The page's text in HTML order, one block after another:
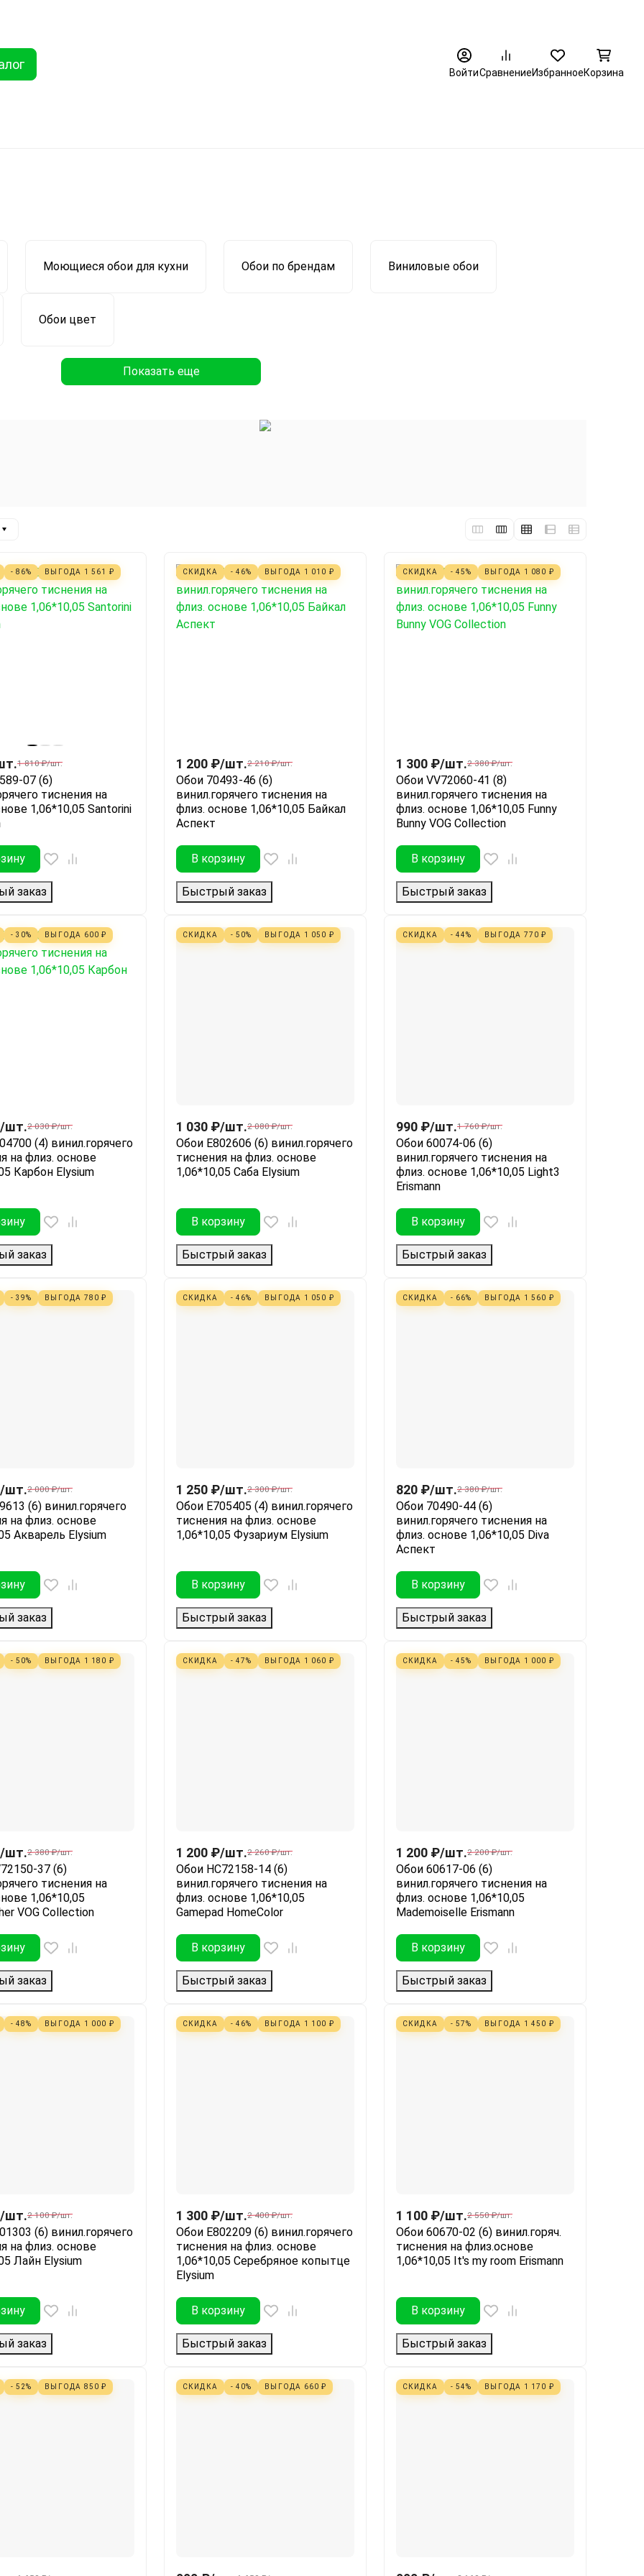
ВойтиСравнениеИзбранноеКорзина
Моющиеся обои для кухни Обои по брендам Виниловые обои
Обои цвет
Показать еще
- 86% ВЫГОДА 1 561 ₽
1 810 ₽/шт.
07 (6)
тиснения на
1,06*10,05 Santorini
заказ
СКИДКА - 46% ВЫГОДА 1 010 ₽
1 200 ₽/шт.2 210 ₽/шт.
Обои 70493-46 (6)
винил.горячего тиснения на
флиз. основе 1,06*10,05 Байкал
Аспект
В корзину
Быстрый заказ
СКИДКА - 45% ВЫГОДА 1 080 ₽
1 300 ₽/шт.2 380 ₽/шт.
Обои VV72060-41 (8)
винил.горячего тиснения на
флиз. основе 1,06*10,05 Funny
Bunny VOG Collection
В корзину
Быстрый заказ
- 30% ВЫГОДА 600 ₽
/шт.2 030 ₽/шт.
(4) винил.горячего
на флиз. основе
Карбон Elysium
заказ
СКИДКА - 50% ВЫГОДА 1 050 ₽
1 030 ₽/шт.2 080 ₽/шт.
Обои Е802606 (6) винил.горячего
тиснения на флиз. основе
1,06*10,05 Саба Elysium
В корзину
Быстрый заказ
СКИДКА - 44% ВЫГОДА 770 ₽
990 ₽/шт.1 760 ₽/шт.
Обои 60074-06 (6)
винил.горячего тиснения на
флиз. основе 1,06*10,05 Light3
Erismann
В корзину
Быстрый заказ
- 39% ВЫГОДА 780 ₽
/шт.2 000 ₽/шт.
(6) винил.горячего
на флиз. основе
Акварель Elysium
заказ
СКИДКА - 46% ВЫГОДА 1 050 ₽
1 250 ₽/шт.2 300 ₽/шт.
Обои Е705405 (4) винил.горячего
тиснения на флиз. основе
1,06*10,05 Фузариум Elysium
В корзину
Быстрый заказ
СКИДКА - 66% ВЫГОДА 1 560 ₽
820 ₽/шт.2 380 ₽/шт.
Обои 70490-44 (6)
винил.горячего тиснения на
флиз. основе 1,06*10,05 Diva
Аспект
В корзину
Быстрый заказ
- 50% ВЫГОДА 1 180 ₽
/шт.2 380 ₽/шт.
37 (6)
тиснения на
1,06*10,05
VOG Collection
заказ
СКИДКА - 47% ВЫГОДА 1 060 ₽
1 200 ₽/шт.2 260 ₽/шт.
Обои HC72158-14 (6)
винил.горячего тиснения на
флиз. основе 1,06*10,05
Gamepad HomeColor
В корзину
Быстрый заказ
СКИДКА - 45% ВЫГОДА 1 000 ₽
1 200 ₽/шт.2 200 ₽/шт.
Обои 60617-06 (6)
винил.горячего тиснения на
флиз. основе 1,06*10,05
Mademoiselle Erismann
В корзину
Быстрый заказ
- 48% ВЫГОДА 1 000 ₽
/шт.2 100 ₽/шт.
(6) винил.горячего
на флиз. основе
Лайн Elysium
заказ
СКИДКА - 46% ВЫГОДА 1 100 ₽
1 300 ₽/шт.2 400 ₽/шт.
Обои Е802209 (6) винил.горячего
тиснения на флиз. основе
1,06*10,05 Серебряное копытце
Elysium
В корзину
Быстрый заказ
СКИДКА - 57% ВЫГОДА 1 450 ₽
1 100 ₽/шт.2 550 ₽/шт.
Обои 60670-02 (6) винил.горяч.
тиснения на флиз.основе
1,06*10,05 It's my room Erismann
В корзину
Быстрый заказ
- 52% ВЫГОДА 850 ₽ СКИДКА - 40% ВЫГОДА 660 ₽ СКИДКА - 54% ВЫГОДА 1 170 ₽